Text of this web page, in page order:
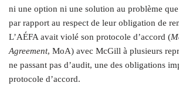
ni une option ni une solution au problème
par rapport au respect de leur obligation de
L’AÉFA avait violé son protocole d’accord (
Agreement, MoA) avec McGill à plusieurs
ne passant pas d’audit, une des obligations
protocole d’accord.